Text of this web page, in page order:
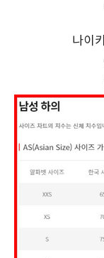
나이